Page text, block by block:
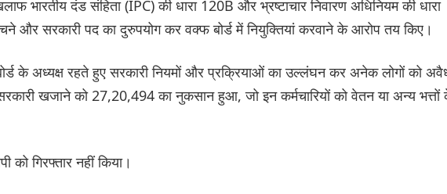
भारतीय दंड संहिता (IPC) की धारा 120B और भ्रष्टाचार निवारण अधिनियम की धारा
और सरकारी पद का दुरुपयोग कर वक्फ बोर्ड में नियुक्तियां करवाने के आरोप तय किए।
के अध्यक्ष रहते हुए सरकारी नियमों और प्रक्रियाओं का उल्लंघन कर अनेक लोगों को
खजाने को 27,20,494 का नुकसान हुआ, जो इन कर्मचारियों को वेतन या अन्य भत्तों
को गिरफ्तार नहीं किया।